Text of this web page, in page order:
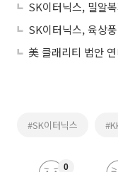
SK이터닉스, 밀알
SK이터닉스, 육상
#SK이터닉스
0